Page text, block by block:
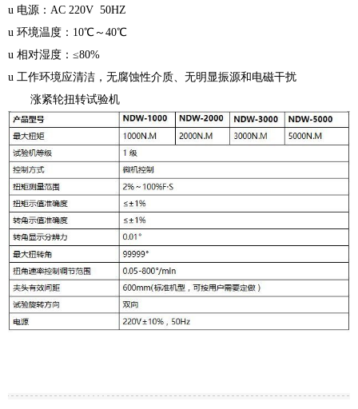
u 电源：AC 220V 50HZ
u 环境温度：10℃～40℃
u 相对湿度：≤80%
u 工作环境应清洁，无腐蚀性介质、无明显振源和电磁干扰
涨紧轮扭转试验机